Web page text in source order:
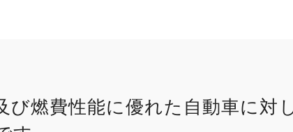
び燃費性能に優れた自動車に対